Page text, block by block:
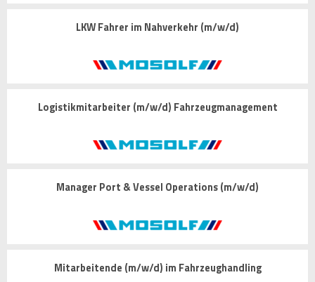
LKW Fahrer im Nahverkehr (m/w/d)
Logistikmitarbeiter (m/w/d) Fahrzeugmanagement
Manager Port & Vessel Operations (m/w/d)
Mitarbeitende (m/w/d) im Fahrzeughandling